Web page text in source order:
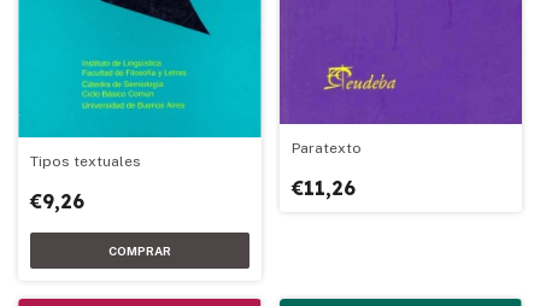
Tipos textuales
€9,26
Paratexto
€11,26